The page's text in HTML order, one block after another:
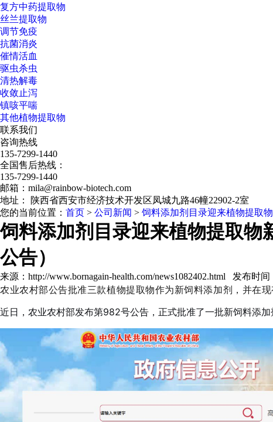
复方中药提取物
丝兰提取物
调节免疫
抗菌消炎
催情活血
驱虫杀虫
清热解毒
收敛止泻
镇咳平喘
其他植物提取物
联系我们
咨询热线
135-7299-1440
全国售后热线：
135-7299-1440
邮箱：mila@rainbow-biotech.com
地址： 陕西省西安市经济技术开发区凤城九路46幢22902-2室
您的当前位置： 首页 > 公司新闻 > 饲料添加剂目录迎来植物提取
饲料添加剂目录迎来植物提取物
公告）
来源：http://www.bornagain-health.com/news1082402.html 发布时间
农业农村部公告批准三款植物提取物作为新饲料添加剂，并在
近日，农业农村部发布第982号公告，正式批准了一批新饲料添